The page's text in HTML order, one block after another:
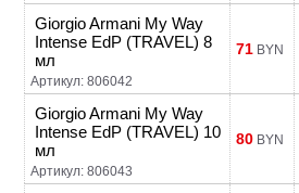
Giorgio Armani My Way
Intense EdP (TRAVEL) 8
мл
Артикул: 806042
71 BYN
Giorgio Armani My Way
Intense EdP (TRAVEL) 10
мл
Артикул: 806043
80 BYN